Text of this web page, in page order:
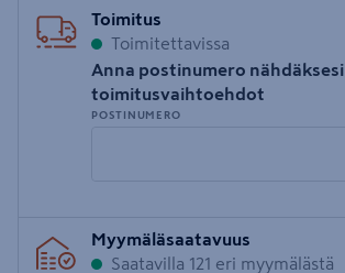
Toimitus
Toimitettavissa
Anna postinumero nähdäksesi
toimitusvaihtoehdot
POSTINUMERO
postinumero
Myymäläsaatavuus
Saatavilla 121 eri myymälästä